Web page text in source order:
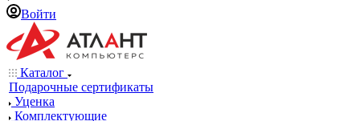
Войти
Каталог
Подарочные сертификаты
Уценка
Комплектующие